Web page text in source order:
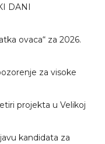
DANI
ovaca“ za 2026.
za visoke
projekta u Velikoj
kandidata za